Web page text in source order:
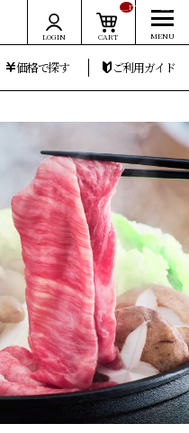
LOGIN CART
__ITM_CNT__
価格で探す ご利用ガイド